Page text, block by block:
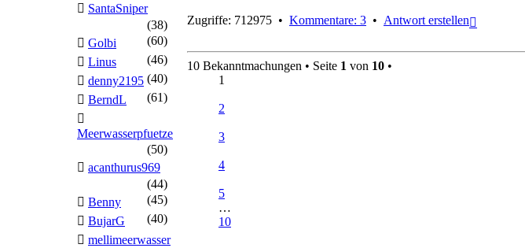
Zugriffe: 712975 • Kommentare: 3 • Antwort erstellen
10 Bekanntmachungen • Seite 1 von 10 •
1
2
3
4
5
…
10
SantaSniper
(38)
Golbi
(60)
Linus
(46)
denny2195 (40)
BerndL
(61)
Meerwasserpfuetze
(50)
acanthurus969
(44)
Benny
(45)
BujarG
(40)
mellimeerwasser